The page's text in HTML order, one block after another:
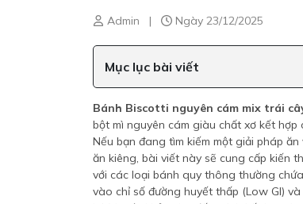
Admin | Ngày 23/12/2025
Mục lục bài viết
Bánh Biscotti nguyên cám mix trái
bột mì nguyên cám giàu chất xơ kết
Nếu bạn đang tìm kiếm một giải pháp
ăn kiêng, bài viết này sẽ cung cấp kiến
với các loại bánh quy thông thường
vào chỉ số đường huyết thấp (Low GI)